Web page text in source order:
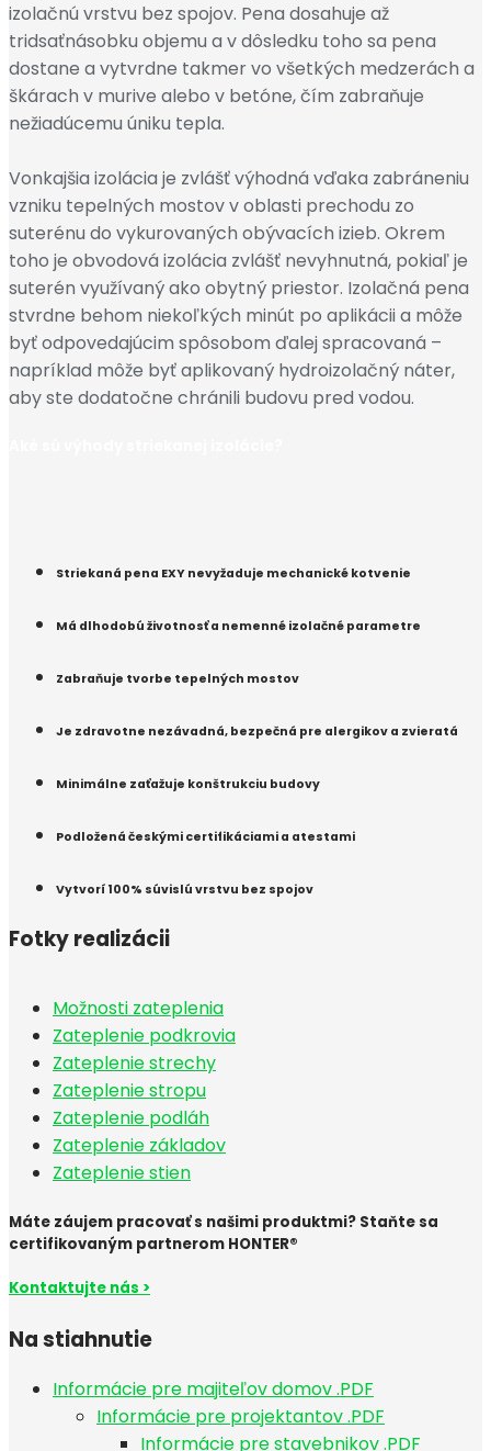
izolačnú vrstvu bez spojov. Pena dosahuje až
tridsaťnásobku objemu a v dôsledku toho sa pena
dostane a vytvrdne takmer vo všetkých medzerách a
škárach v murive alebo v betóne, čím zabraňuje
nežiadúcemu úniku tepla.
Vonkajšia izolácia je zvlášť výhodná vďaka zabráneniu
vzniku tepelných mostov v oblasti prechodu zo
suterénu do vykurovaných obývacích izieb. Okrem
toho je obvodová izolácia zvlášť nevyhnutná, pokiaľ je
suterén využívaný ako obytný priestor. Izolačná pena
stvrdne behom niekoľkých minút po aplikácii a môže
byť odpovedajúcim spôsobom ďalej spracovaná –
napríklad môže byť aplikovaný hydroizolačný náter,
aby ste dodatočne chránili budovu pred vodou.
Striekaná pena EXY nevyžaduje mechanické kotvenie
Má dlhodobú životnosť a nemenné izolačné parametre
Zabraňuje tvorbe tepelných mostov
Je zdravotne nezávadná, bezpečná pre alergikov a zvieratá
Minimálne zaťažuje konštrukciu budovy
Podložená českými certifikáciami a atestami
Vytvorí 100% súvislú vrstvu bez spojov
Fotky realizácii​
Možnosti zateplenia
Zateplenie podkrovia
Zateplenie strechy
Zateplenie stropu
Zateplenie podláh
Zateplenie základov
Zateplenie stien
Máte záujem pracovať s našimi produktmi? Staňte sa
certifikovaným partnerom HONTER®
Kontaktujte nás >
Na stiahnutie
Informácie pre majiteľov domov .PDF
Informácie pre projektantov .PDF
Informácie pre stavebnikov .PDF